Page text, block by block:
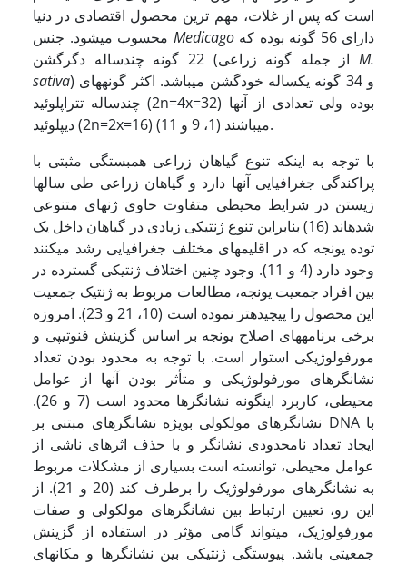
است که پس از غلات، مهم ترین محصول اقتصادی در دنیا
Medicagoدارای 56 گونه بوده که
M.
sativa) و 34 گونه یکساله خودگشن می­باشد. اکثر گونه­های
چند­ساله تتراپلوئید (2n=4x=32) بوده ولی تعدادی از آنها
دیپلوئید (2n=2x=16) می­باشند ­(1، 9 و 11).
با توجه به اینکه تنوع گیاهان زراعی همبستگی مثبتی با
پراکندگی جغرافیایی آنها دارد و گیاهان زراعی طی سالها
زیستن در شرایط محیطی متفاوت حاوی ژنهای متنوعی
شده­اند­ (16) بنابراین تنوع ژنتیکی زیادی در گیاهان داخل یک
توده یونجه که در اقلیمهای مختلف جغرافیایی رشد می­کنند
وجود دارد ­(4 و 11). وجود چنین اختلاف ژنتیکی گسترده در
بین افراد جمعیت یونجه، مطالعات مربوط به ژنتیک جمعیت
این محصول را پیچیده­تر نموده است (10، 21 و 23). امروزه
برخی برنامه­های اصلاح یونجه بر اساس گزینش فنوتیپی و
مورفولوژیکی استوار است. با توجه به محدود بودن تعداد
نشانگرهای مورفولوژیکی و متأثر بودن آنها از عوامل
محیطی، کاربرد­ اینگونه نشانگرها محدود است (7 و 26).
نشانگرهای مولکولی بویژه نشانگرهای مبتنی بر DNA با
ایجاد تعداد نامحدودی نشانگر و با حذف اثرهای ناشی از
عوامل محیطی، توانسته است بسیاری از مشکلات مربوط
به نشانگرهای مورفولوژیک را برطرف کند (20 و 21).­ از
این رو، تعیین ارتباط بین نشانگرهای مولکولی و صفات
مورفولوژیک، می­تواند گامی مؤثر در استفاده از گزینش
جمعیتی باشد. پیوستگی ژنتیکی بین نشانگرها و مکانهای